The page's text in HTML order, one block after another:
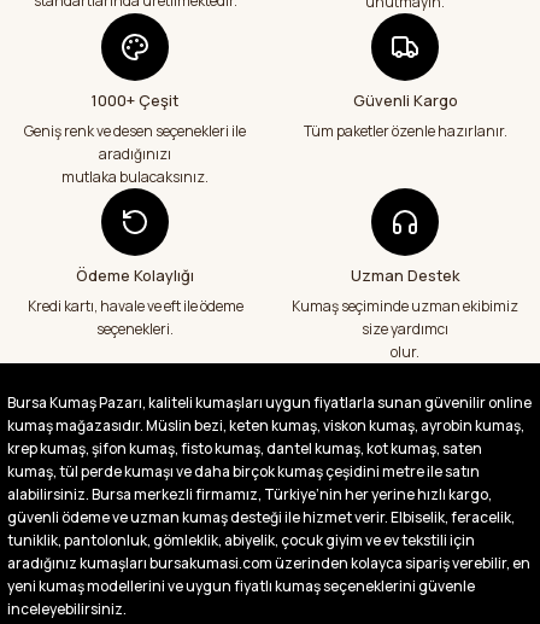
geçenlere teşekkür ediyorum
Abdurrahman Samsur | 24/07/2026
Aradığım kumaşçı artık hep buradan alış
veriş yapacağım in şa Allah çünkü 4 farklı
kumaş aldım hem ölçü olarak hem
görüntü,doku olarak çok memnun kaldım
emeği geçenlere teşekkür ediyorum
A... S... | 24/07/2026
Fiyatlar uygun ve çok fazla seçenek var
başka bir yerde bu kadar çeşit görmedim
büyük kolaylık emeği geçenlere teşekkür
Buradan ikinci alışverişim ikisinden de çok
memnun kaldım teşekkürler.
Büşra Singeç | 02/07/2026
Bursa kumaş pazarından defalarca kumaş
aldım videoda anlatılıp gosterildigi gibi
çıktı. bu zamana kadar sorun yaşamadım
uygun fiyatlarından ve kalitesinden dolayı
tercih ettiğim kumaşçi
1000+ Çeşit
Geniş renk ve desen seçenekleri ile
aradığınızı
mutlaka bulacaksınız.
Güvenli Kargo
Tüm paketler özenle hazırlanır.
Ödeme Kolaylığı
Kredi kartı, havale ve eft ile ödeme
seçenekleri.
Uzman Destek
Kumaş seçiminde uzman ekibimiz
size yardımcı
olur.
Bursa Kumaş Pazarı, kaliteli kumaşları uygun fiyatlarla sunan güvenilir online
kumaş mağazasıdır. Müslin bezi, keten kumaş, viskon kumaş, ayrobin kumaş,
krep kumaş, şifon kumaş, fisto kumaş, dantel kumaş, kot kumaş, saten
kumaş, tül perde kumaşı ve daha birçok kumaş çeşidini metre ile satın
alabilirsiniz. Bursa merkezli firmamız, Türkiye’nin her yerine hızlı kargo,
güvenli ödeme ve uzman kumaş desteği ile hizmet verir. Elbiselik, feracelik,
tuniklik, pantolonluk, gömleklik, abiyelik, çocuk giyim ve ev tekstili için
aradığınız kumaşları bursakumasi.com üzerinden kolayca sipariş verebilir, en
yeni kumaş modellerini ve uygun fiyatlı kumaş seçeneklerini güvenle
inceleyebilirsiniz.